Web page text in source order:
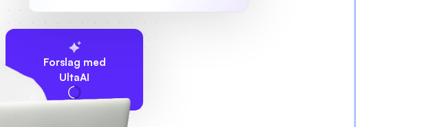
Forslag med
UltaAI